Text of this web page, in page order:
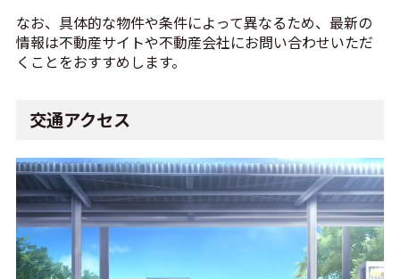
なお、具体的な物件や条件によって異なるため、最新の
情報は不動産サイトや不動産会社にお問い合わせいただ
くことをおすすめします。
交通アクセス